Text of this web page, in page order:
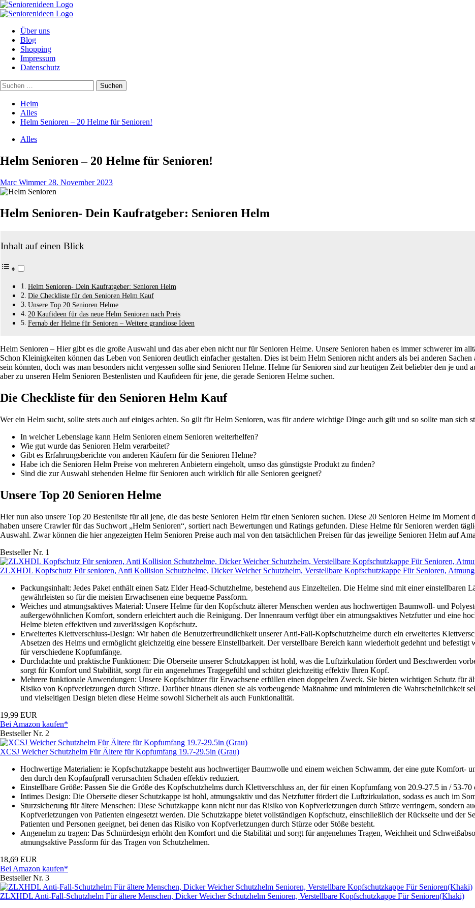
Zum
Inhalt
Primäres
Über uns
Blog
Shopping
Impressum
Datenschutz
Suchen
nach:
Heim
Alles
Helm Senioren – 20 Helme für Senioren!
Alles
Helm Senioren – 20 Helme für Senioren!
Marc Wimmer 28. November 2023
Helm Senioren- Dein Kaufratgeber: Senioren Helm
Inhalt auf einen Blick
Helm Senioren- Dein Kaufratgeber: Senioren Helm
Die Checkliste für den Senioren Helm Kauf
Unsere Top 20 Senioren Helme
20 Kaufideen für das neue Helm Senioren nach Preis
Fernab der Helme für Senioren – Weitere grandiose Ideen
Helm Senioren – Hier gibt es die große Auswahl und das aber eben nicht nur für Senioren Helme. Unsere Senioren haben es immer schwerer im
Schon Kleinigkeiten können das Leben von Senioren deutlich einfacher gestalten. Dies ist beim Helm Senioren nicht anders als bei anderen
sein könnten, doch was man besonders nicht vergessen sollte sind Senioren Helme. Helme für Senioren sind zur heutigen Zeit beliebter den je
aber zu unseren Helm Senioren Bestenlisten und Kaufideen für jene, die gerade Senioren Helme suchen.
Die Checkliste für den Senioren Helm Kauf
Wer ein Helm sucht, sollte stets auch auf einiges achten. So gilt für Helm Senioren, was für andere wichtige Dinge auch gilt und so sollte man sich
In welcher Lebenslage kann Helm Senioren einem Senioren weiterhelfen?
Wie gut wurde das Senioren Helm verarbeitet?
Gibt es Erfahrungsberichte von anderen Käufern für die Senioren Helme?
Habe ich die Senioren Helm Preise von mehreren Anbietern eingeholt, umso das günstigste Produkt zu finden?
Sind die zur Auswahl stehenden Helme für Senioren auch wirklich für alle Senioren geeignet?
Unsere Top 20 Senioren Helme
Hier nun also unsere Top 20 Bestenliste für all jene, die das beste Senioren Helm für einen Senioren suchen. Diese 20 Senioren Helme im
haben unsere Crawler für das Suchwort „Helm Senioren“, sortiert nach Bewertungen und Ratings gefunden. Diese Helme für Senioren werden
Auswahl. Zwar können die hier angezeigten Helm Senioren Preise auch mal von den tatsächlichen Preisen für das jeweilige Senioren Helm auf
Bestseller Nr. 1
ZLXHDL Kopfschutz Für senioren, Anti Kollision Schutzhelme, Dicker Weicher Schutzhelm, Verstellbare Kopfschutzkappe Für Senioren,
Packungsinhalt: Jedes Paket enthält einen Satz Elder Head-Schutzhelme, bestehend aus Einzelteilen. Die Helme sind mit einer
gewährleisten so für die meisten Erwachsenen eine bequeme Passform.
Weiches und atmungsaktives Material: Unsere Helme für den Kopfschutz älterer Menschen werden aus hochwertigen Baumwoll- und
außergewöhnlichen Komfort, sondern erleichtert auch die Reinigung. Der Innenraum verfügt über ein atmungsaktives Netzfutter und eine
Helme bieten effektiven und zuverlässigen Kopfschutz.
Erweitertes Klettverschluss-Design: Wir haben die Benutzerfreundlichkeit unserer Anti-Fall-Kopfschutzhelme durch ein erweitertes
Absetzen des Helms und ermöglicht gleichzeitig eine bessere Einstellbarkeit. Der verstellbare Bereich kann wiederholt gedehnt und
für verschiedene Kopfumfänge.
Durchdachte und praktische Funktionen: Die Oberseite unserer Schutzkappen ist hohl, was die Luftzirkulation fördert und Beschwerden
sorgt für Komfort und Stabilität, sorgt für ein angenehmes Tragegefühl und schützt gleichzeitig effektiv Ihren Kopf.
Mehrere funktionale Anwendungen: Unsere Kopfschützer für Erwachsene erfüllen einen doppelten Zweck. Sie bieten wichtigen Schutz für
Risiko von Kopfverletzungen durch Stürze. Darüber hinaus dienen sie als vorbeugende Maßnahme und minimieren die Wahrscheinlichkeit
und vielseitigen Design bieten diese Helme sowohl Sicherheit als auch Funktionalität.
19,99 EUR
Bei Amazon kaufen*
Bestseller Nr. 2
XCSJ Weicher Schutzhelm Für Ältere für Kopfumfang 19.7-29.5in (Grau)
Hochwertige Materialien: ie Kopfschutzkappe besteht aus hochwertiger Baumwolle und einem weichen Schwamm, der eine gute Komfort-
den durch den Kopfaufprall verursachten Schaden effektiv reduziert.
Einstellbare Größe: Passen Sie die Größe des Kopfschutzhelms durch Klettverschluss an, der für einen Kopfumfang von 20.9-27.5 in / 53-
Intimes Design: Die Oberseite dieser Schutzkappe ist hohl, atmungsaktiv und das Netzfutter fördert die Luftzirkulation, sodass es auch im
Sturzsicherung für ältere Menschen: Diese Schutzkappe kann nicht nur das Risiko von Kopfverletzungen durch Stürze verringern, sondern
Kopfverletzungen von Patienten eingesetzt werden. Die Schutzkappe bietet vollständigen Kopfschutz, einschließlich der Rückseite und der
Patienten und Personen geeignet, bei denen das Risiko von Kopfverletzungen durch Stürze oder Stöße besteht.
Angenehm zu tragen: Das Schnürdesign erhöht den Komfort und die Stabilität und sorgt für angenehmes Tragen, Weichheit und
atmungsaktive Passform für das Tragen von Schutzhelmen.
18,69 EUR
Bei Amazon kaufen*
Bestseller Nr. 3
ZLXHDL Anti-Fall-Schutzhelm Für ältere Menschen, Dicker Weicher Schutzhelm Senioren, Verstellbare Kopfschutzkappe Für Senioren(Khaki)